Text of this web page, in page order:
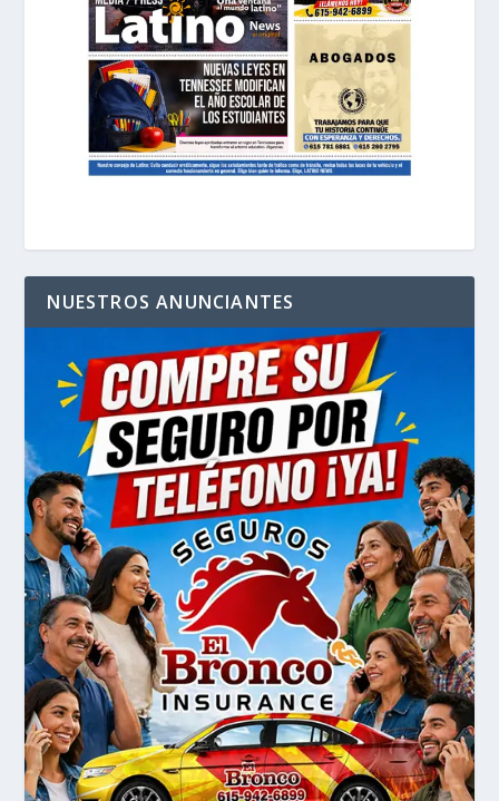
NUESTROS ANUNCIANTES